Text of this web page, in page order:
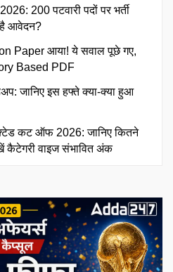
200 पटवारी पदों पर भर्ती
आवेदन?
Paper आया! ये सवाल पूछे गए,
Based PDF
जानिए इस हफ्ते क्या-क्या हुआ
कट ऑफ 2026: जानिए कितने
कैटेगरी वाइज संभावित अंक